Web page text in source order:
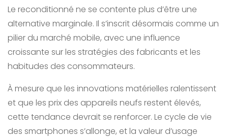
Le reconditionné ne se contente plus d’être une
alternative marginale. Il s’inscrit désormais comme un
pilier du marché mobile, avec une influence
croissante sur les stratégies des fabricants et les
habitudes des consommateurs.
À mesure que les innovations matérielles ralentissent
et que les prix des appareils neufs restent élevés,
cette tendance devrait se renforcer. Le cycle de vie
des smartphones s’allonge, et la valeur d’usage